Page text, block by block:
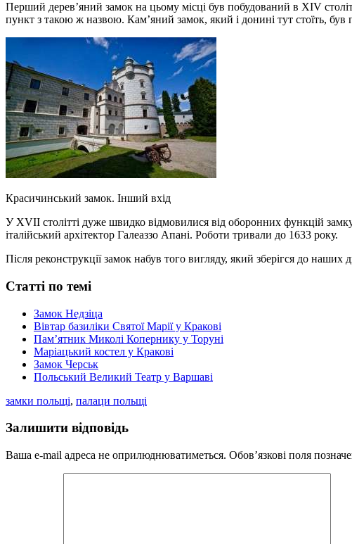
Перший дерев’яний замок на цьому місці був побудований в XIV
пункт з такою ж назвою. Кам’яний замок, який і донині тут стоїть, був
Красичинський замок. Інший вхід
У XVII столітті дуже швидко відмовилися від оборонних функцій
італійський архітектор Галеаззо Апані. Роботи тривали до 1633 року.
Після реконструкції замок набув того вигляду, який зберігся до наших
Статті по темі
Замок Недзіца
Вівтар базиліки Святої Марії у Кракові
Пам’ятник Миколі Копернику у Торуні
Маріацький костел у Кракові
Замок Черськ
Польський Великий Театр у Варшаві
замки польщі, палаци польщі
Залишити відповідь
Ваша e-mail адреса не оприлюднюватиметься. Обов’язкові поля